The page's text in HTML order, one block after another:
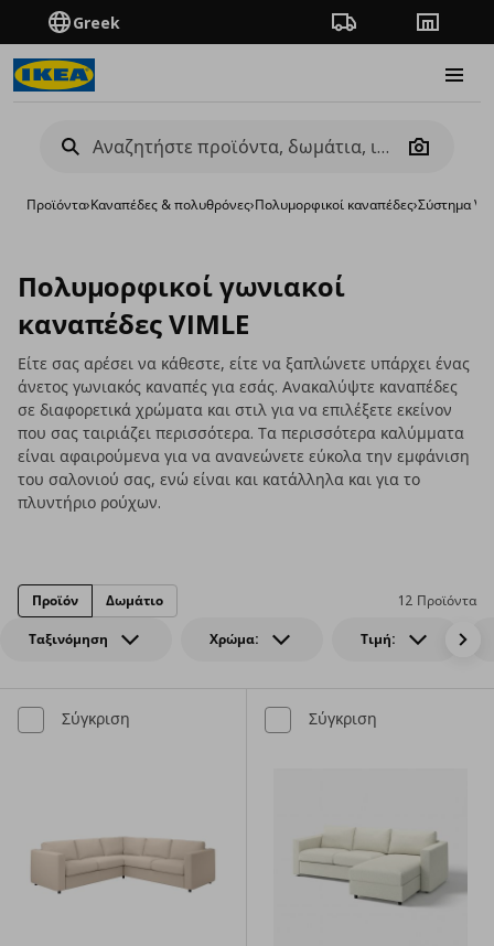
Greek Πορεία παραγγελίας
Camera
Προϊόντα›Καναπέδες & πολυθρόνες›Πολυμορφικοί καναπέδες›Σύστημα
Πολυμορφικοί γωνιακοί
καναπέδες VIMLE
Είτε σας αρέσει να κάθεστε, είτε να ξαπλώνετε υπάρχει ένας
άνετος γωνιακός καναπές για εσάς. Ανακαλύψτε καναπέδες
σε διαφορετικά χρώματα και στιλ για να επιλέξετε εκείνον
που σας ταιριάζει περισσότερα. Τα περισσότερα καλύμματα
είναι αφαιρούμενα για να ανανεώνετε εύκολα την εμφάνιση
του σαλονιού σας, ενώ είναι και κατάλληλα και για το
πλυντήριο ρούχων.
Ταξινόμηση Χρώμα: Τιμή:
12 Προϊόντα
Προϊόν Δωμάτιο
Σύγκριση Σύγκριση